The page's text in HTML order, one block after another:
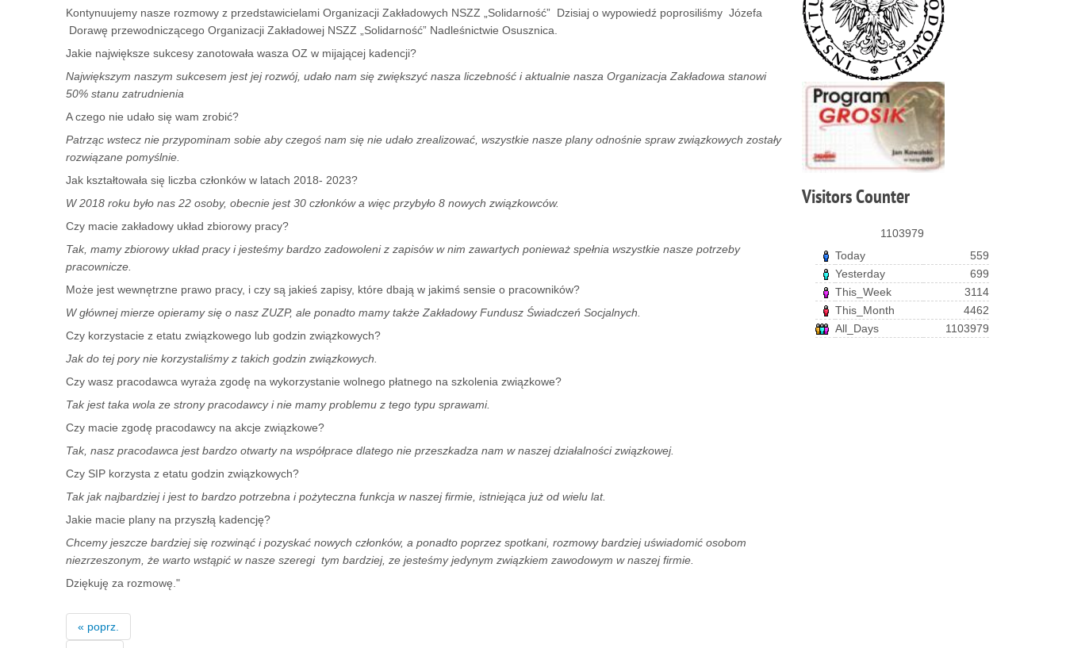
Kontynuujemy nasze rozmowy z przedstawicielami Organizacji Zakładowych NSZZ „Solidarność” Dzisiaj o wypowiedź poprosiliśmy Józefa
Dorawę przewodniczącego Organizacji Zakładowej NSZZ „Solidarność” Nadleśnictwie Osusznica.
Jakie największe sukcesy zanotowała wasza OZ w mijającej kadencji?
Największym naszym sukcesem jest jej rozwój, udało nam się zwiększyć nasza liczebność i aktualnie nasza Organizacja Zakładowa stanowi
50% stanu zatrudnienia
A czego nie udało się wam zrobić?
Patrząc wstecz nie przypominam sobie aby czegoś nam się nie udało zrealizować, wszystkie nasze plany odnośnie spraw związkowych zostały
rozwiązane pomyślnie.
Jak kształtowała się liczba członków w latach 2018- 2023?
W 2018 roku było nas 22 osoby, obecnie jest 30 członków a więc przybyło 8 nowych związkowców.
Czy macie zakładowy układ zbiorowy pracy?
Tak, mamy zbiorowy układ pracy i jesteśmy bardzo zadowoleni z zapisów w nim zawartych ponieważ spełnia wszystkie nasze potrzeby
pracownicze.
Może jest wewnętrzne prawo pracy, i czy są jakieś zapisy, które dbają w jakimś sensie o pracowników?
W głównej mierze opieramy się o nasz ZUZP, ale ponadto mamy także Zakładowy Fundusz Świadczeń Socjalnych.
Czy korzystacie z etatu związkowego lub godzin związkowych?
Jak do tej pory nie korzystaliśmy z takich godzin związkowych.
Czy wasz pracodawca wyraża zgodę na wykorzystanie wolnego płatnego na szkolenia związkowe?
Tak jest taka wola ze strony pracodawcy i nie mamy problemu z tego typu sprawami.
Czy macie zgodę pracodawcy na akcje związkowe?
Tak, nasz pracodawca jest bardzo otwarty na współprace dlatego nie przeszkadza nam w naszej działalności związkowej.
Czy SIP korzysta z etatu godzin związkowych?
Tak jak najbardziej i jest to bardzo potrzebna i pożyteczna funkcja w naszej firmie, istniejąca już od wielu lat.
Jakie macie plany na przyszłą kadencję?
Chcemy jeszcze bardziej się rozwinąć i pozyskać nowych członków, a ponadto poprzez spotkani, rozmowy bardziej uświadomić osobom
niezrzeszonym, że warto wstąpić w nasze szeregi tym bardziej, ze jesteśmy jedynym związkiem zawodowym w naszej firmie.
Dziękuję za rozmowę."
« poprz.
VisitorsCounter
1103979
Today
559
Yesterday
699
This_Week
3114
This_Month
4462
All_Days
1103979